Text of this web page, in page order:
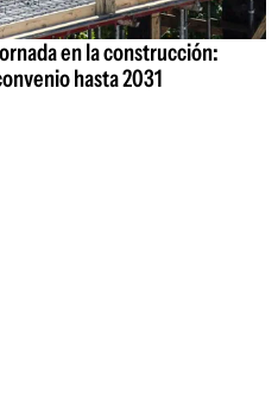
en la construcción:
hasta 2031